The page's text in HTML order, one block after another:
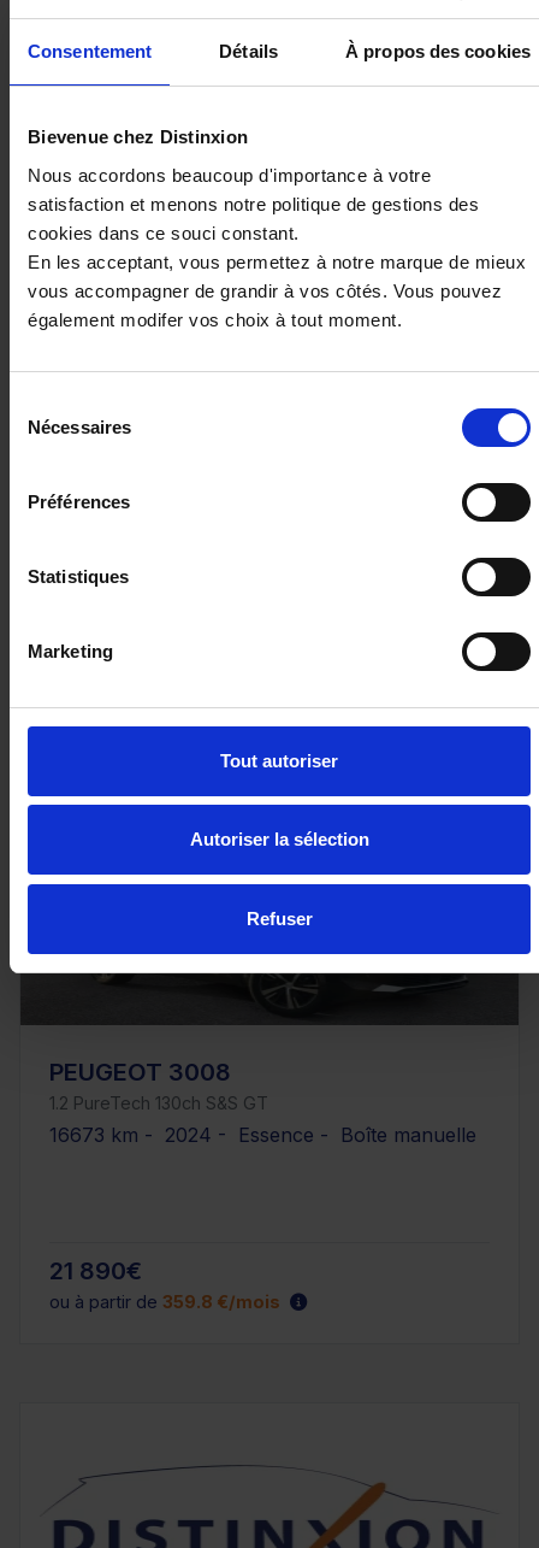
Consentement Détails À propos des cookies
Bievenue chez Distinxion
Nous accordons beaucoup d'importance à votre
satisfaction et menons notre politique de gestions des
cookies dans ce souci constant.
En les acceptant, vous permettez à notre marque de mieux
vous accompagner de grandir à vos côtés. Vous pouvez
également modifer vos choix à tout moment.
Nécessaires
Préférences
Statistiques
Marketing
Tout autoriser
Autoriser la sélection
Refuser
ou à partir de459.85 €/mois
Boîte auto
25 980€
PEUGEOT 3008
1.2 PureTech 130ch S&S GT
16673 km - 2024 - Essence - Boîte manuelle
21 890€
ou à partir de 359.8 €/mois